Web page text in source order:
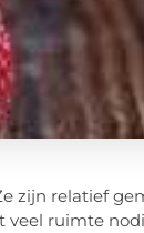
zijn relatief
veel ruimte